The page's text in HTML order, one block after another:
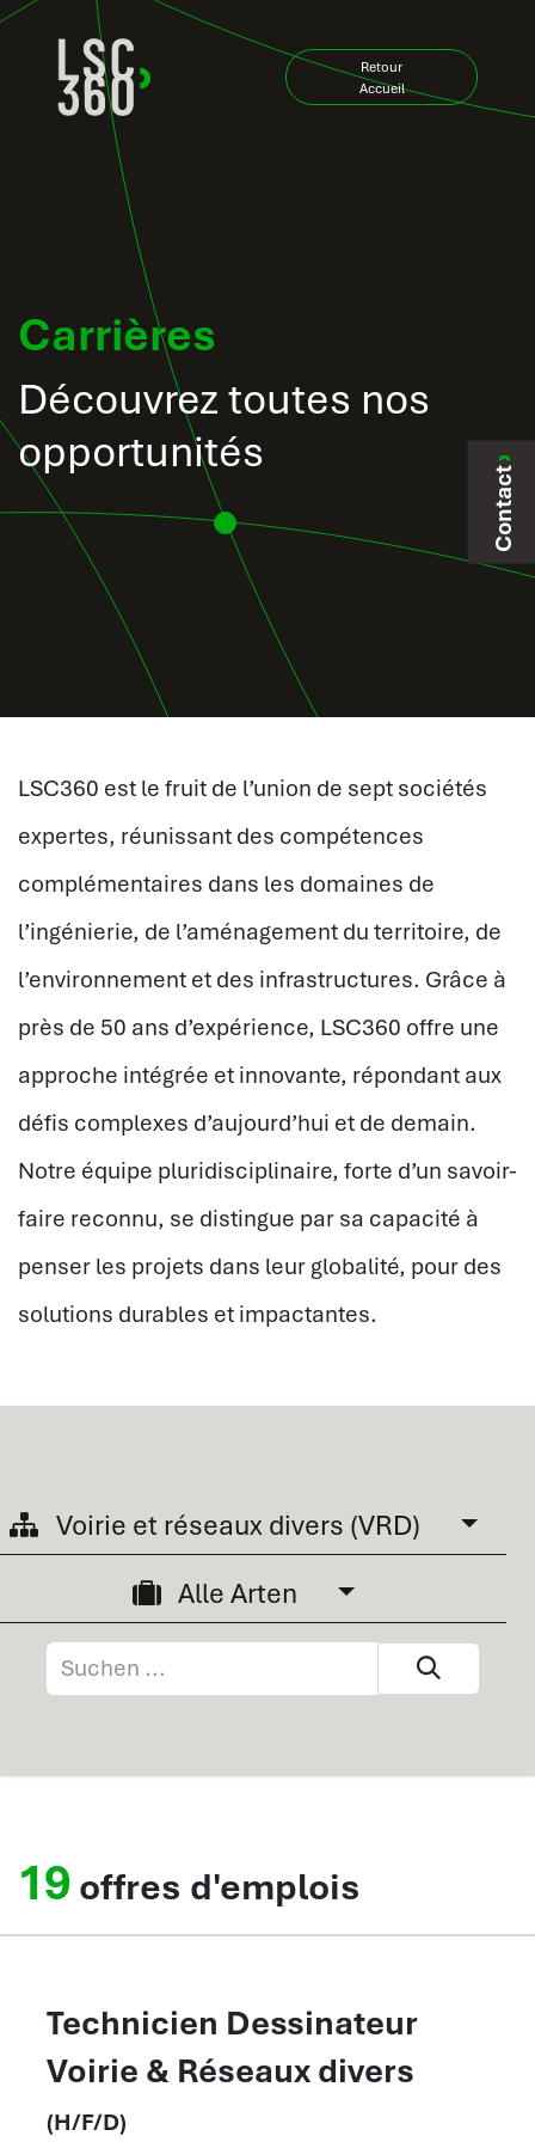
Zum Inhalt springen
Retour
Accueil
Carrières
Découvrez toutes nos
opportunités
Contact
LSC360 est le fruit de l’union de sept sociétés
expertes, réunissant des compétences
complémentaires dans les domaines de
l’ingénierie, de l’aménagement du territoire, de
l’environnement et des infrastructures. Grâce à
près de 50 ans d’expérience, LSC360 offre une
approche intégrée et innovante, répondant aux
défis complexes d’aujourd’hui et de demain.
Notre équipe pluridisciplinaire, forte d’un savoir-
faire reconnu, se distingue par sa capacité à
penser les projets dans leur globalité, pour des
solutions durables et impactantes.
Voirie et réseaux divers (VRD)
Alle Arten
19 offres d'emplois
Technicien Dessinateur
Voirie & Réseaux divers
(H/F/D)